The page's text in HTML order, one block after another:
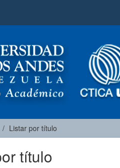
Listar por título
título